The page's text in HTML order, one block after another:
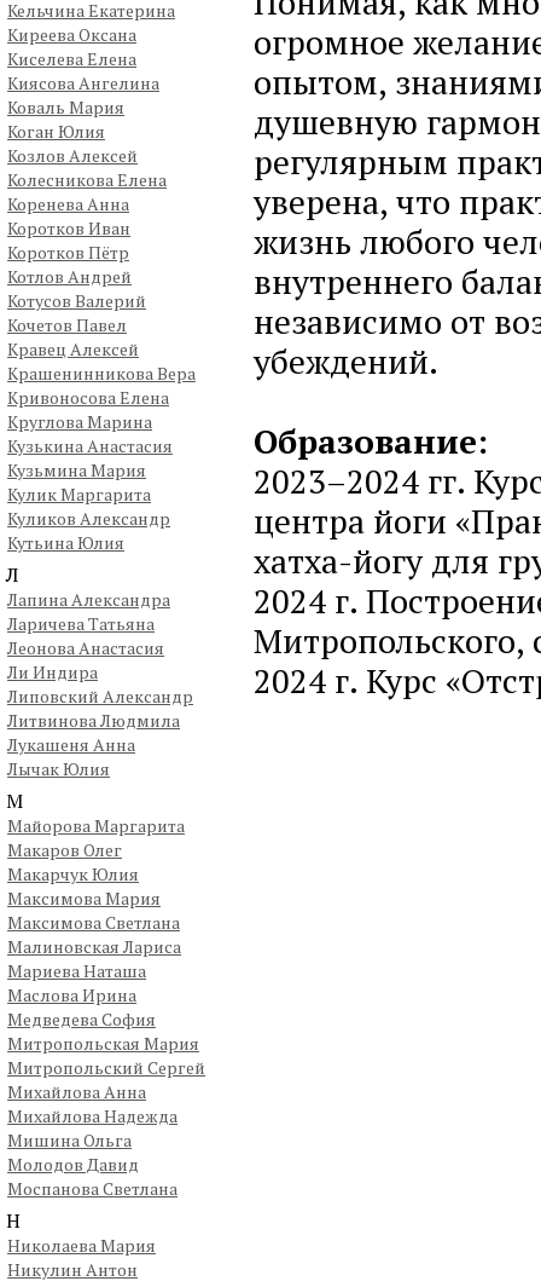
Кельчина Екатерина
Киреева Оксана
Киселева Елена
Киясова Ангелина
Коваль Мария
Коган Юлия
Козлов Алексей
Колесникова Елена
Коренева Анна
Коротков Иван
Коротков Пётр
Котлов Андрей
Котусов Валерий
Кочетов Павел
Кравец Алексей
Крашенинникова Вера
Кривоносова Елена
Круглова Марина
Кузькина Анастасия
Кузьмина Мария
Кулик Маргарита
Куликов Александр
Кутьина Юлия
Л
Лапина Александра
Ларичева Татьяна
Леонова Анастасия
Ли Индира
Липовский Александр
Литвинова Людмила
Лукашеня Анна
Лычак Юлия
М
Майорова Маргарита
Макаров Олег
Макарчук Юлия
Максимова Мария
Максимова Светлана
Малиновская Лариса
Мариева Наташа
Маслова Ирина
Медведева София
Митропольская Мария
Митропольский Сергей
Михайлова Анна
Михайлова Надежда
Мишина Ольга
Молодов Давид
Моспанова Светлана
Н
Николаева Мария
Никулин Антон
огромное
опытом,
душевную
регулярным
уверена, что
жизнь любого
внутреннего
независимо от
убеждений.
Образование:
2023–2024 гг.
центра йоги
хатха-йогу для
2024 г.
Митропольского,
2024 г. Курс